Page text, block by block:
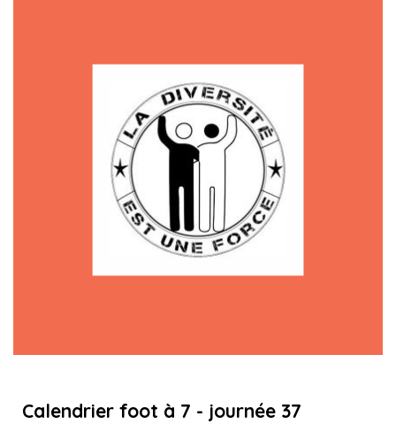
Calendrier foot à 7 - journée 37